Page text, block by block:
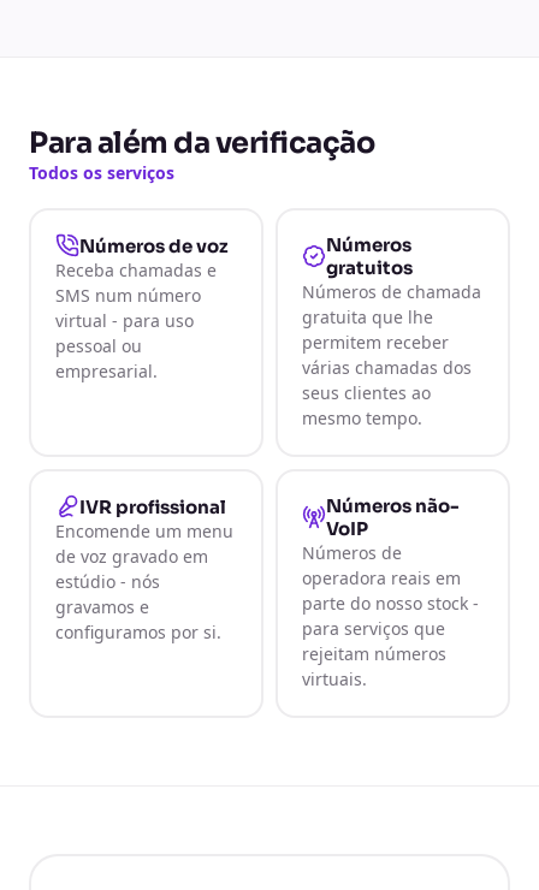
Para além da verificação
Todos os serviços
Números de voz
Receba chamadas e
SMS num número
virtual - para uso
pessoal ou
empresarial.
Números
gratuitos
Números de chamada
gratuita que lhe
permitem receber
várias chamadas dos
seus clientes ao
mesmo tempo.
IVR profissional
Encomende um menu
de voz gravado em
estúdio - nós
gravamos e
configuramos por si.
Números não-
VoIP
Números de
operadora reais em
parte do nosso stock -
para serviços que
rejeitam números
virtuais.